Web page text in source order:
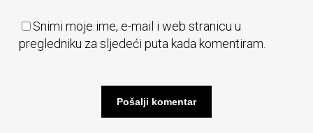
Snimi moje ime, e-mail i web stranicu u
pregledniku za sljedeći puta kada komentiram.